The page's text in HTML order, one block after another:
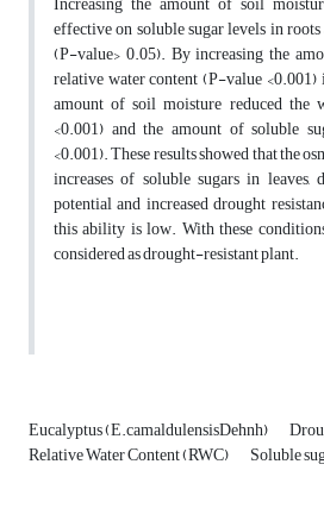
effective on soluble sugar levels in
(P-value> 0.05). By increasing the
relative water content (P-value <0.001)
amount of soil moisture reduced the
<0.001) and the amount of soluble
<0.001). These results showed that the
increases of soluble sugars in leaves,
potential and increased drought
this ability is low. With these
considered as drought-resistant plant.
Eucalyptus (E.camaldulensisDehnh)
Relative Water Content (RWC) Soluble